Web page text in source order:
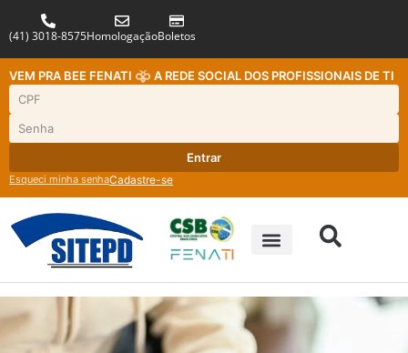
(41) 3018-8575HomologaçãoBoletos
VEM PRA BEE FENATI A REDE SOCIAL DOS PROFISSIONAIS DE TI
Entrar
Esqueci minha senhaCadastre-se